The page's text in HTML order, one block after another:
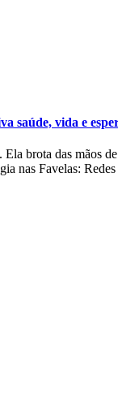
saúde, vida e
brota das mãos
nas Favelas: